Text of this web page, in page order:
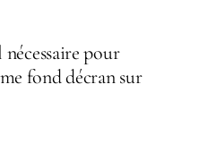
pour
fond décran sur